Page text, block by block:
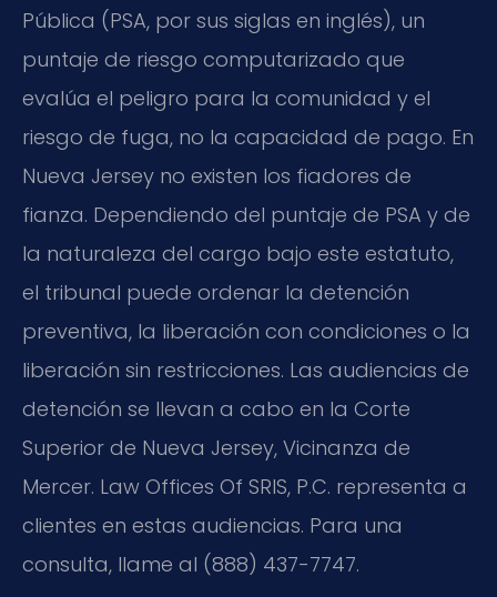
Pública (PSA, por sus siglas en inglés), un
puntaje de riesgo computarizado que
evalúa el peligro para la comunidad y el
riesgo de fuga, no la capacidad de pago. En
Nueva Jersey no existen los fiadores de
fianza. Dependiendo del puntaje de PSA y de
la naturaleza del cargo bajo este estatuto,
el tribunal puede ordenar la detención
preventiva, la liberación con condiciones o la
liberación sin restricciones. Las audiencias de
detención se llevan a cabo en la Corte
Superior de Nueva Jersey, Vicinanza de
Mercer. Law Offices Of SRIS, P.C. representa a
clientes en estas audiencias. Para una
consulta, llame al (888) 437-7747.